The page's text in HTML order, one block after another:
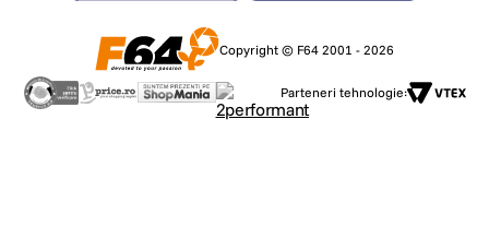
Copyright © F64 2001 - 2026
Parteneri tehnologie: